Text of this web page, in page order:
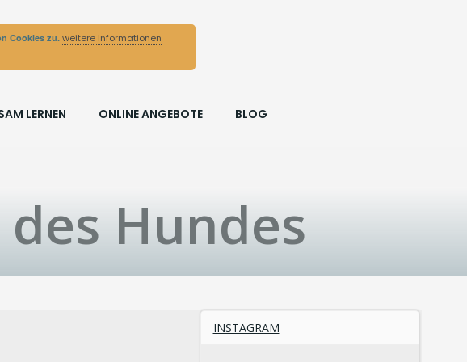
LERNEN ONLINE ANGEBOTE BLOG
Hundes
INSTAGRAM
Cookies zu.weitere Informationen